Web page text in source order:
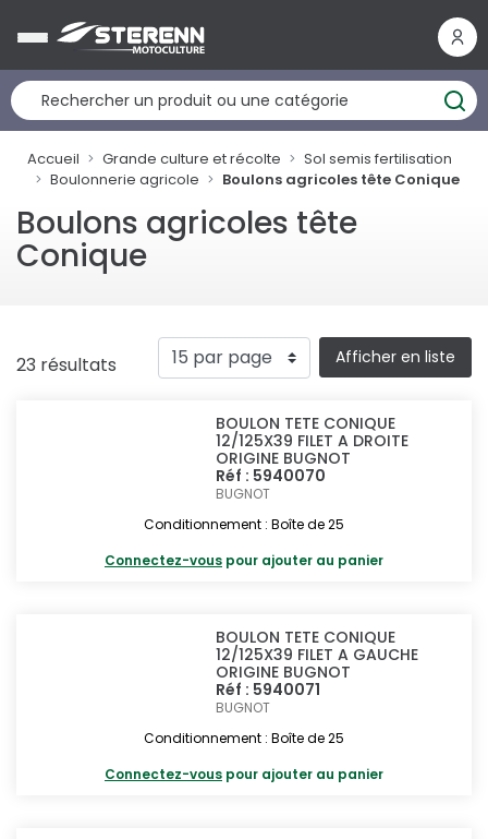
Accueil Grande culture et récolte
Sol semis fertilisation
Boulonnerie agricole
Boulons agricoles tête Conique
Boulons agricoles tête
Conique
23 résultats Afficher en liste
BOULON TETE CONIQUE
12/125X39 FILET A DROITE
ORIGINE BUGNOT
Réf : 5940070
BUGNOT
Conditionnement : Boîte de 25
Connectez-vous pour ajouter au panier
BOULON TETE CONIQUE
12/125X39 FILET A GAUCHE
ORIGINE BUGNOT
Réf : 5940071
BUGNOT
Conditionnement : Boîte de 25
Connectez-vous pour ajouter au panier